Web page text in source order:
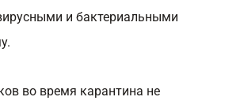
и бактериальными
во время карантина не